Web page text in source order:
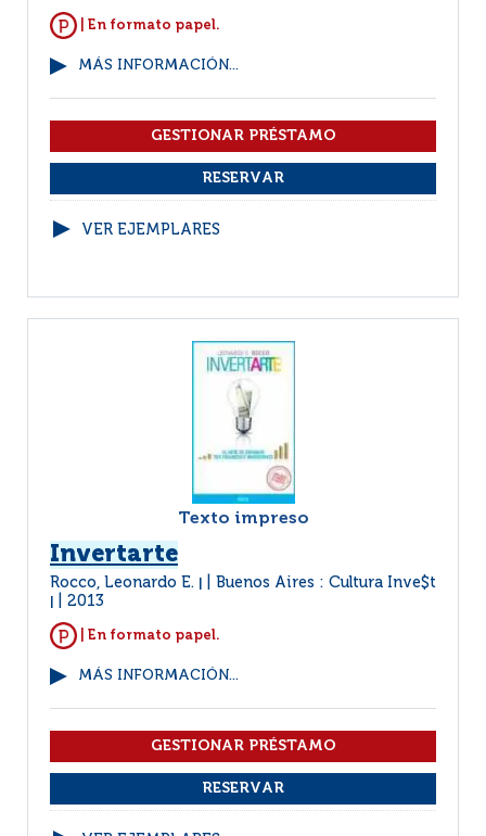
| En formato papel.
MÁS INFORMACIÓN...
VER EJEMPLARES
Texto impreso
Invertarte
Rocco, Leonardo E. Buenos Aires : Cultura Inve$t
2013
| En formato papel.
MÁS INFORMACIÓN...